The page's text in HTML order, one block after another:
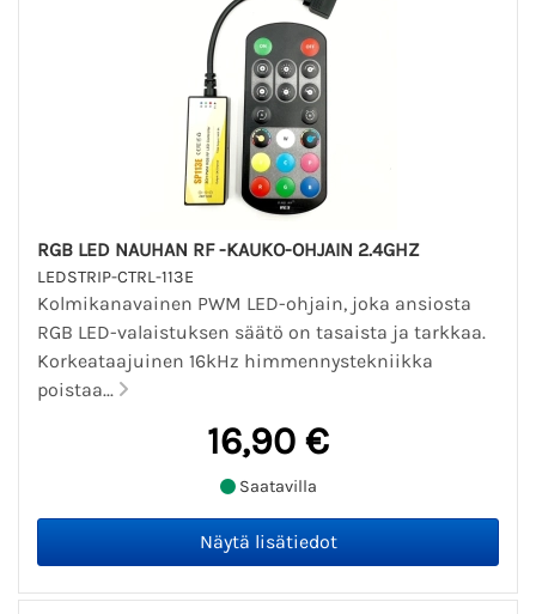
RGB LED NAUHAN RF -KAUKO-OHJAIN 2.4GHZ
LEDSTRIP-CTRL-113E
Kolmikanavainen PWM LED-ohjain, joka ansiosta
RGB LED-valaistuksen säätö on tasaista ja tarkkaa.
Korkeataajuinen 16kHz himmennystekniikka
poistaa...
16,90 €
Saatavilla